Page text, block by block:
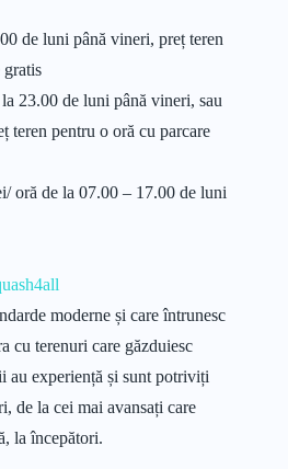
de luni până vineri, preț teren
gratis
23.00 de luni până vineri, sau
teren pentru o oră cu parcare
oră de la 07.00 – 17.00 de luni
moderne și care întrunesc
cu terenuri care găzduiesc
experiență și sunt potriviți
de la cei mai avansați care
la începători.